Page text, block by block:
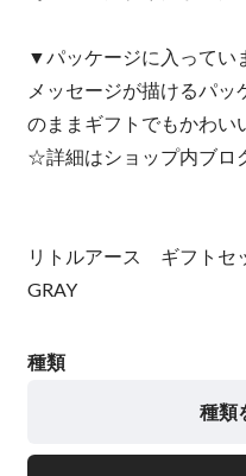
▼パッケージに入って
メッセージが描けるパ
のままギフトでもかわ
☆詳細はショップ内ブロ
リトルアース ギフト
GRAY
種類
種類